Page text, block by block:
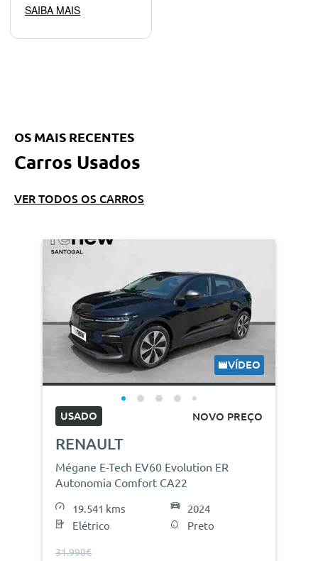
SAIBA MAIS
OS MAIS RECENTES
Carros Usados
VER TODOS OS CARROS
VÍDEO
USADO NOVO PREÇO
RENAULT
Mégane E-Tech EV60 Evolution ER
Autonomia Comfort CA22
19.541 kms
Elétrico
2024
Preto
31.990€